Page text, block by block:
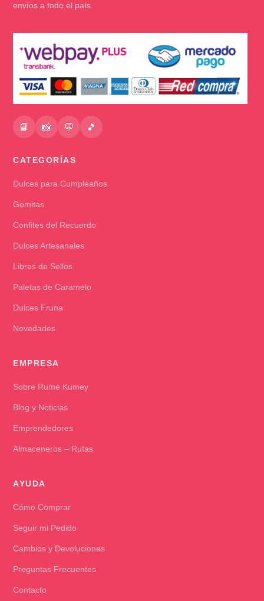
envíos a todo el país.
📘 📸 💬 🎵
CATEGORÍAS
Dulces para Cumpleaños
Gomitas
Confites del Recuerdo
Dulces Artesanales
Libres de Sellos
Paletas de Caramelo
Dulces Fruna
Novedades
EMPRESA
Sobre Rume Kumey
Blog y Noticias
Emprendedores
Almaceneros – Rutas
AYUDA
Cómo Comprar
Seguir mi Pedido
Cambios y Devoluciones
Preguntas Frecuentes
Contacto